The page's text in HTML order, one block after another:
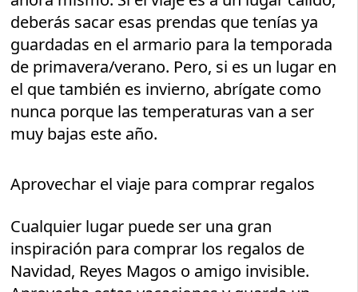
deberás sacar esas prendas que tenías ya
guardadas en el armario para la temporada
de primavera/verano. Pero, si es un lugar en
el que también es invierno, abrígate como
nunca porque las temperaturas van a ser
muy bajas este año.
Aprovechar el viaje para comprar regalos
Cualquier lugar puede ser una gran
inspiración para comprar los regalos de
Navidad, Reyes Magos o amigo invisible.